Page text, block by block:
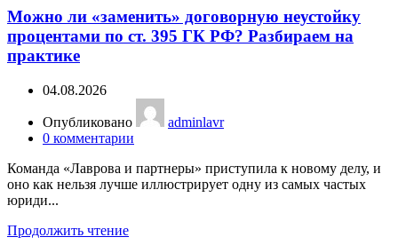
Можно ли «заменить» договорную неустойку
процентами по ст. 395 ГК РФ? Разбираем на
практике
04.08.2026
Опубликовано
adminlavr
0 комментарии
Команда «Лаврова и партнеры» приступила к новому делу, и
оно как нельзя лучше иллюстрирует одну из самых частых
юриди...
Продолжить чтение